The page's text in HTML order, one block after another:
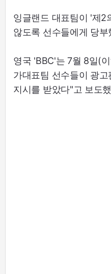
잉글랜드 대표팀이 '제2
않도록 선수들에게 당부
영국 'BBC'는 7월 8일(
가대표팀 선수들이 광
지시를 받았다"고 보도